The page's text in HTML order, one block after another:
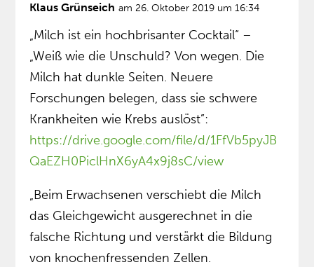
Klaus Grünseich am 26. Oktober 2019 um 16:34
„Milch ist ein hochbrisanter Cocktail“ –
„Weiß wie die Unschuld? Von wegen. Die
Milch hat dunkle Seiten. Neuere
Forschungen belegen, dass sie schwere
Krankheiten wie Krebs auslöst”:
https://drive.google.com/file/d/1FfVb5pyJB
QaEZH0PiclHnX6yA4x9j8sC/view
„Beim Erwachsenen verschiebt die Milch
das Gleichgewicht ausgerechnet in die
falsche Richtung und verstärkt die Bildung
von knochenfressenden Zellen.